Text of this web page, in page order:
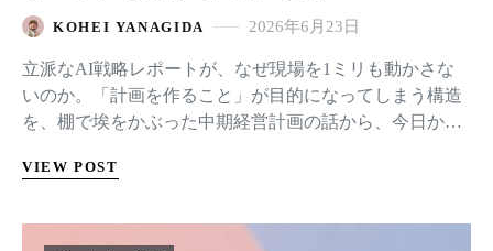
KOHEI YANAGIDA 2026年6月23日
立派なAI戦略レポートが、なぜ現場を1ミリも動かさな
いのか。「計画を作ること」が目的になってしまう構造
を、棚で埃をかぶった中期経営計画の話から、今日から
書きました。
VIEW POST